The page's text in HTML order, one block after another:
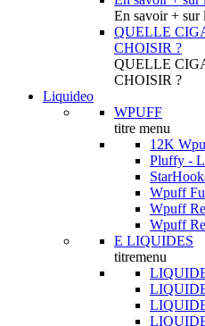
En savoir + sur
QUELLE
CHOISIR ?
QUELLE
CHOISIR ?
Liquideo
WPUFF
titre menu
12K
Pluffy -
Wpuff
Wpuff
Wpuff
E LIQUIDES
titremenu